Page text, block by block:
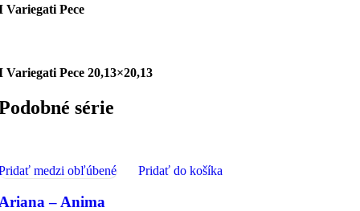
Variegati Pece
Variegati Pece 20,13×20,13
série
medzi obľúbené Pridať do košíka
– Anima